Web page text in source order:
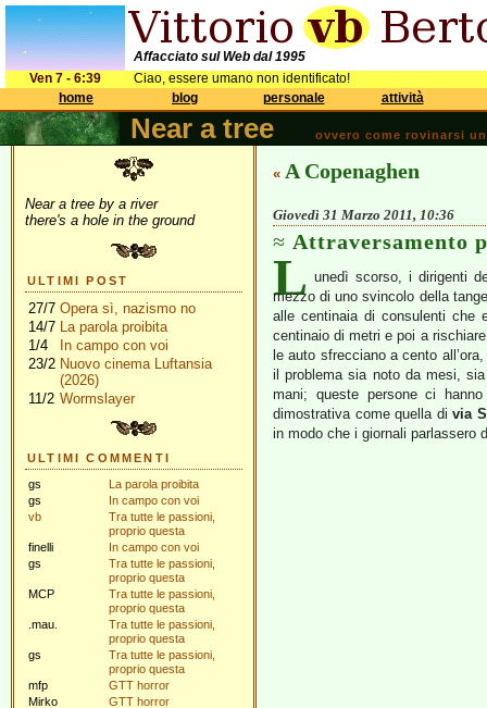
Affacciato sul Web dal 1995
Ven 7 - 6:39
Ciao, essere umano non identificato!
home
blog personale attività
Near a tree ovvero come rovinarsi
Near a tree by a river
there's a hole in the ground
ULTIMI POST
27/7 Opera sì, nazismo no
14/7 La parola proibita
1/4
In campo con voi
23/2 Nuovo cinema Luftansia
(2026)
11/2 Wormslayer
ULTIMI COMMENTI
gs
La parola proibita
gs
In campo con voi
vb
Tra tutte le passioni,
proprio questa
finelli
In campo con voi
gs
Tra tutte le passioni,
proprio questa
MCP
Tra tutte le passioni,
proprio questa
.mau.
Tra tutte le passioni,
proprio questa
gs
Tra tutte le passioni,
proprio questa
mfp
GTT horror
Mirko
GTT horror
« A Copenaghen
Giovedì 31 Marzo 2011, 10:36
Attraversamento
L unedì scorso, i dirigenti
mezzo di uno svincolo della
alle centinaia di consulenti che
centinaio di metri e poi a
le auto sfrecciano a cento
il problema sia noto da mesi,
mani; queste persone ci
dimostrativa come quella di via
in modo che i giornali parlassero